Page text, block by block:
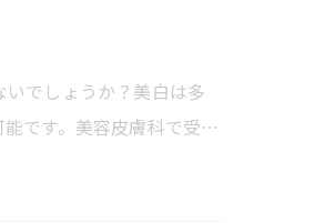
でしょうか？美白は多
です。美容皮膚科で受…